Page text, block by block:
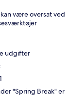
være oversat ved
udgifter
"Spring Break" er